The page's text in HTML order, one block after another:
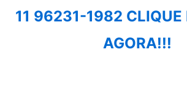
11 96231-1982 CLIQUE
AGORA!!!